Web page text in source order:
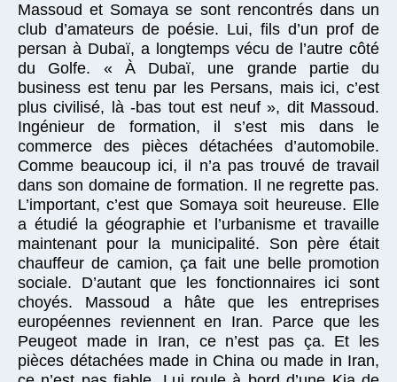
Massoud et Somaya se sont rencontrés dans un
club d’amateurs de poésie. Lui, fils d’un prof de
persan à Dubaï, a longtemps vécu de l’autre côté
du Golfe. « À Dubaï, une grande partie du
business est tenu par les Persans, mais ici, c’est
plus civilisé, là -bas tout est neuf », dit Massoud.
Ingénieur de formation, il s’est mis dans le
commerce des pièces détachées d’automobile.
Comme beaucoup ici, il n’a pas trouvé de travail
dans son domaine de formation. Il ne regrette pas.
L’important, c’est que Somaya soit heureuse. Elle
a étudié la géographie et l’urbanisme et travaille
maintenant pour la municipalité. Son père était
chauffeur de camion, ça fait une belle promotion
sociale. D’autant que les fonctionnaires ici sont
choyés. Massoud a hâte que les entreprises
européennes reviennent en Iran. Parce que les
Peugeot made in Iran, ce n’est pas ça. Et les
pièces détachées made in China ou made in Iran,